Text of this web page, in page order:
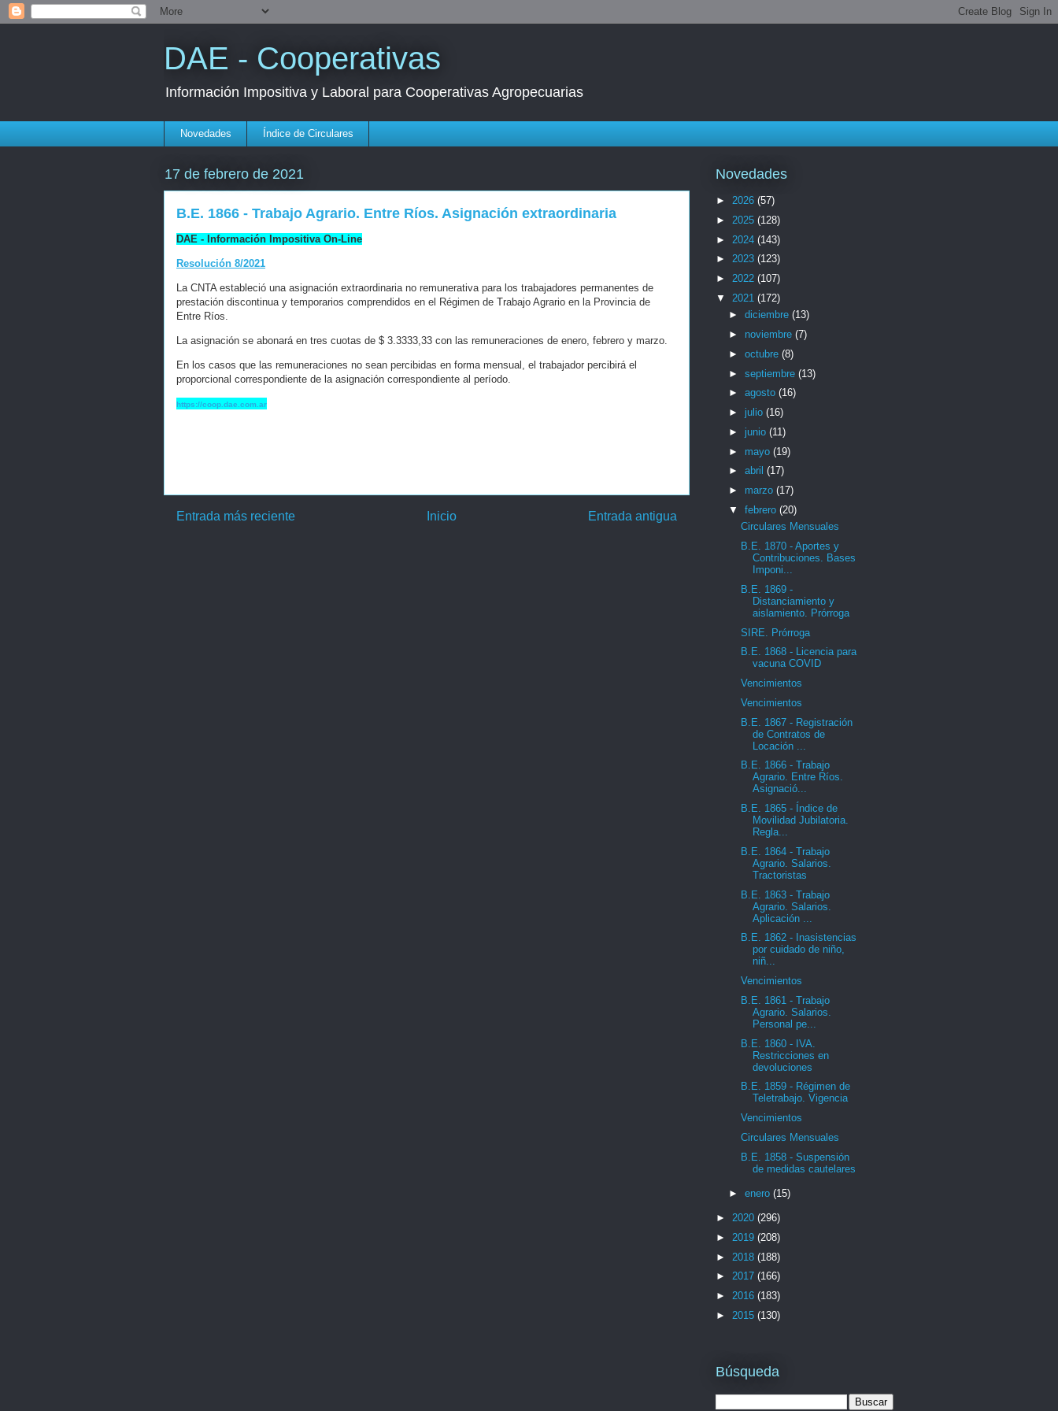
DAE - Cooperativas
Información Impositiva y Laboral para Cooperativas Agropecuarias
Novedades Índice de Circulares
17 de febrero de 2021
B.E. 1866 - Trabajo Agrario. Entre Ríos. Asignación extraordinaria
DAE - Información Impositiva On-Line
Resolución 8/2021
La CNTA estableció una asignación extraordinaria no remunerativa para los trabajadores permanentes de
prestación discontinua y temporarios comprendidos en el Régimen de Trabajo Agrario en la Provincia de
Entre Ríos.
La asignación se abonará en tres cuotas de $ 3.3333,33 con las remuneraciones de enero, febrero y marzo.
En los casos que las remuneraciones no sean percibidas en forma mensual, el trabajador percibirá el
proporcional correspondiente de la asignación correspondiente al período.
https://coop.dae.com.ar
Entrada más reciente Entrada antigua
Inicio
Novedades
► 2026 (57)
► 2025 (128)
► 2024 (143)
► 2023 (123)
► 2022 (107)
▼ 2021 (172)
► diciembre (13)
► noviembre (7)
► octubre (8)
► septiembre (13)
► agosto (16)
► julio (16)
► junio (11)
► mayo (19)
► abril (17)
► marzo (17)
▼ febrero (20)
Circulares Mensuales
B.E. 1870 - Aportes y
Contribuciones. Bases
Imponi...
B.E. 1869 -
Distanciamiento y
aislamiento. Prórroga
SIRE. Prórroga
B.E. 1868 - Licencia para
vacuna COVID
Vencimientos
Vencimientos
B.E. 1867 - Registración
de Contratos de
Locación ...
B.E. 1866 - Trabajo
Agrario. Entre Ríos.
Asignació...
B.E. 1865 - Índice de
Movilidad Jubilatoria.
Regla...
B.E. 1864 - Trabajo
Agrario. Salarios.
Tractoristas
B.E. 1863 - Trabajo
Agrario. Salarios.
Aplicación ...
B.E. 1862 - Inasistencias
por cuidado de niño,
niñ...
Vencimientos
B.E. 1861 - Trabajo
Agrario. Salarios.
Personal pe...
B.E. 1860 - IVA.
Restricciones en
devoluciones
B.E. 1859 - Régimen de
Teletrabajo. Vigencia
Vencimientos
Circulares Mensuales
B.E. 1858 - Suspensión
de medidas cautelares
► enero (15)
► 2020 (296)
► 2019 (208)
► 2018 (188)
► 2017 (166)
► 2016 (183)
► 2015 (130)
Búsqueda